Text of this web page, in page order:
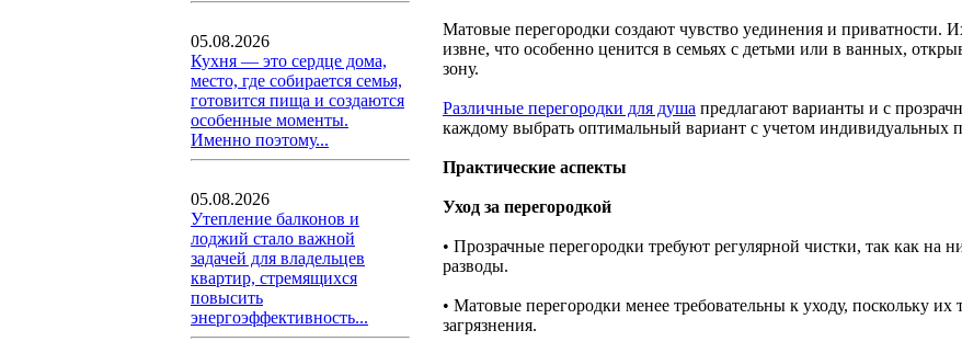
05.08.2026
Кухня — это сердце дома,
место, где собирается семья,
готовится пища и создаются
особенные моменты.
Именно поэтому...
05.08.2026
Утепление балконов и
лоджий стало важной
задачей для владельцев
квартир, стремящихся
повысить
энергоэффективность...
Матовые перегородки создают чувство уединения и приватности.
извне, что особенно ценится в семьях с детьми или в ванных,
зону.
Различные перегородки для душа предлагают варианты и с
каждому выбрать оптимальный вариант с учетом индивидуальных
Практические аспекты
Уход за перегородкой
• Прозрачные перегородки требуют регулярной чистки, так как
разводы.
• Матовые перегородки менее требовательны к уходу, поскольку их
загрязнения.